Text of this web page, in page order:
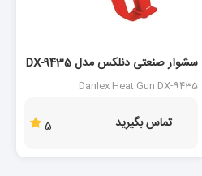
سشوار صنعتی دنلکس مدل DX-9435
Danlex Heat Gun DX-9435
تماس بگیرید 5